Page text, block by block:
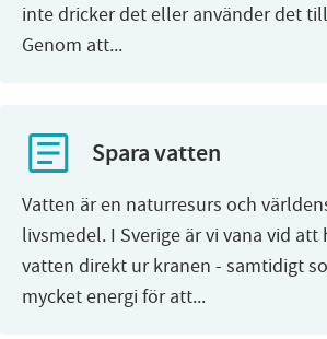
inte dricker det eller använder det
Genom att...
Spara vatten
Vatten är en naturresurs och
livsmedel. I Sverige är vi vana vid
vatten direkt ur kranen - samtidigt
mycket energi för att...